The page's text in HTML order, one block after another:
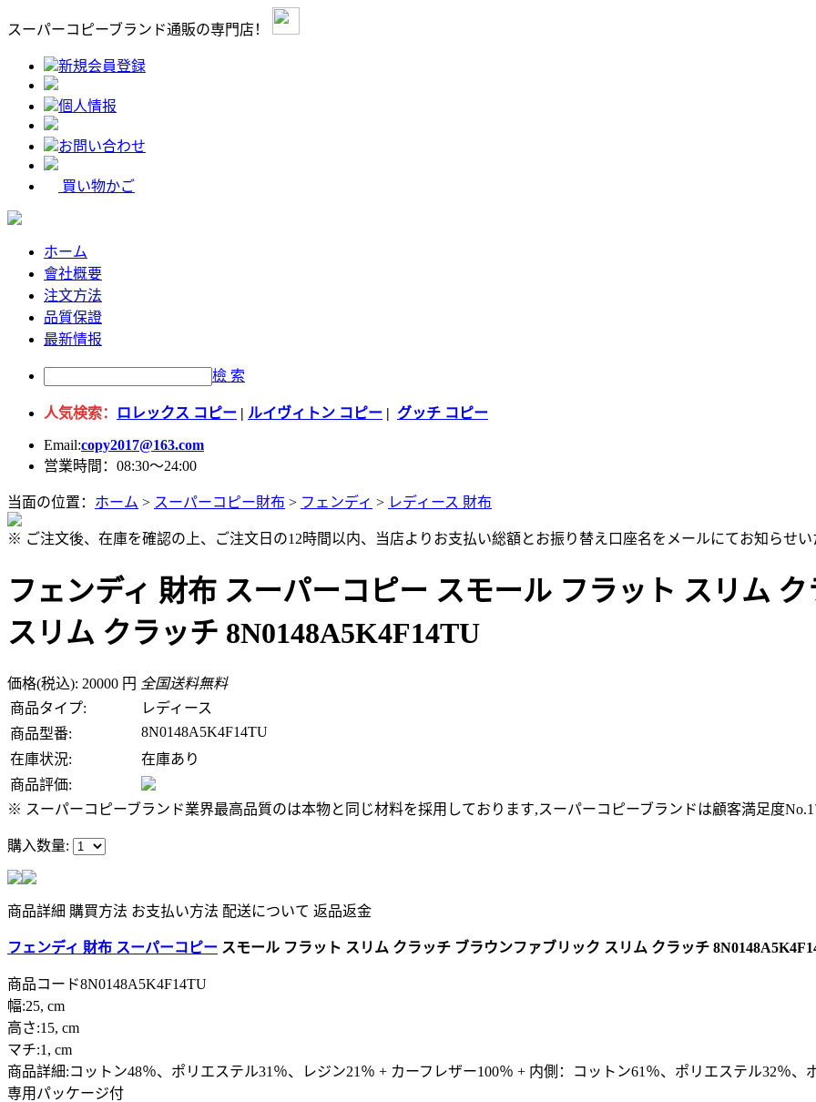
スーパーコピーブランド通販の専門店！
新規会員登録
個人情报
お問い合わせ
買い物かご
ホーム
會社概要
注文方法
品質保證
最新情报
檢 索
人気検索： ロレックス コピー | ルイヴィトン コピー | グッチ コピー
Email:copy2017@163.com
営業時間：08:30～24:00
当面の位置： ホーム > スーパーコピー財布 > フェンディ > レディース 財布
※ ご注文後、在庫を確認の上、ご注文日の12時間以内、当店よりお支払い総額とお振り替え口座名をメールにてお知らせい
フェンディ 財布 スーパーコピー スモール フラット スリム
スリム クラッチ 8N0148A5K4F14TU
価格(税込): 20000 円 全国送料無料
商品タイプ:
レディース
商品型番:
8N0148A5K4F14TU
在庫状況:
在庫あり
商品評価:
※ スーパーコピーブランド業界最高品質のは本物と同じ材料を採用しております,スーパーコピーブランドは顧客満足度No.1
購入数量:
商品詳細 購買方法 お支払い方法 配送について 返品返金
フェンディ 財布 スーパーコピー スモール フラット スリム クラッチ ブラウンファブリック スリム クラッチ
商品コード8N0148A5K4F14TU
幅:25, cm
高さ:15, cm
マチ:1, cm
商品詳細:コットン48％、ポリエステル31％、レジン21％ + カーフレザー100％ + 内側：コットン61％、ポリエステル32％、
専用パッケージ付